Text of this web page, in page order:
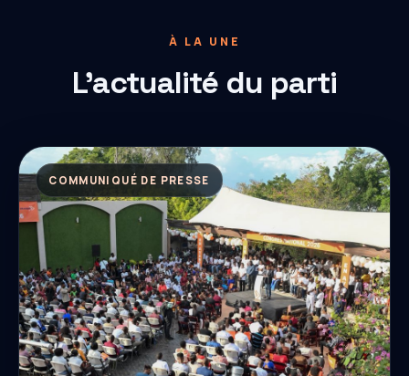
À LA UNE
L'actualité du parti
COMMUNIQUÉ DE PRESSE